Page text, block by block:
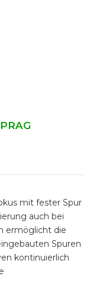
mit fester Spur
auch bei
ermöglicht die
Spuren
kontinuierlich